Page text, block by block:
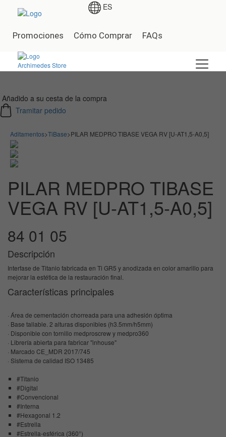
ES
Promociones Cómo Comprar FAQs
Añadido a su cesta de la compra
Tramitar pedido
Aditamentos>TiBase>PILAR MEDPRO TIBASE VEGA RV [U-AT1,5-A0,5]
PILAR MEDPRO TIBASE
VEGA RV [U-AT1,5-A0,5]
84 01 05
Descripción
Interfase de Titanio fabricada en Ti GR5 y anodizada en color amarillo para
mejorar la estética de la restauración final.
Características principales
· Área de cementación chorreada para una adhesión óptima
· Base tallable. 2 alturas disponibles (h3.5mm/h5mm)
· Disponible con tornillo medproscrew y medpro360
· Librería abierta para fabricar "inhouse"
· Marcado CE_MDR 2017/745
· Sistema de calidad ISO 13485
#Titanio
#Digital
#Convencional
#Interna
#Hexagonal 1.2
#Estrella
#Estrella-esférica (360°)